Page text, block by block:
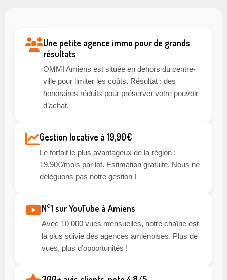
Une petite agence immo pour de grands
résultats
OMMI Amiens est située en dehors du centre-
ville pour limiter les coûts. Résultat : des
honoraires réduits pour préserver votre pouvoir
d’achat.
Gestion locative à 19,90€
Le forfait le plus avantageux de la région :
19,90€/mois par lot. Estimation gratuite. Nous ne
déléguons pas notre gestion !
N°1 sur YouTube à Amiens
Avec 10 000 vues mensuelles, notre chaîne est
la plus suivie des agences amiénoises. Plus de
vues, plus d’opportunités !